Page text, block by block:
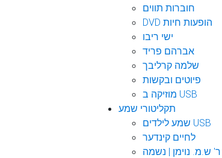
חוברות תווים
DVD הופעות חיות
ישי ריבו
אברהם פריד
שלמה קרליבך
פיוטים ובקשות
מוזיקה ב USB
תקליטורי שמע
שמע לילדים USB
לחיים קינדער
ש.מ. נוימן | נשמה